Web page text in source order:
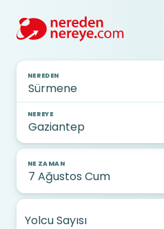
NEREDEN
NEREYE
NE ZAMAN
Yolcu Sayısı